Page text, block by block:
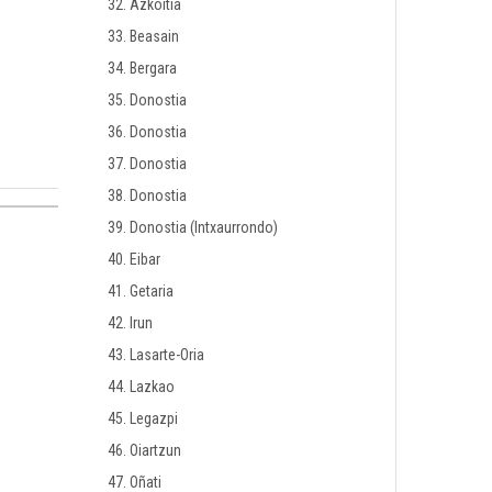
32. Azkoitia
33. Beasain
34. Bergara
35. Donostia
36. Donostia
37. Donostia
38. Donostia
39. Donostia (Intxaurrondo)
40. Eibar
41. Getaria
42. Irun
43. Lasarte-Oria
44. Lazkao
45. Legazpi
46. Oiartzun
47. Oñati